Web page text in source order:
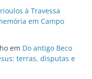
à Travessa
em Campo
em Do antigo Beco
terras, disputas e